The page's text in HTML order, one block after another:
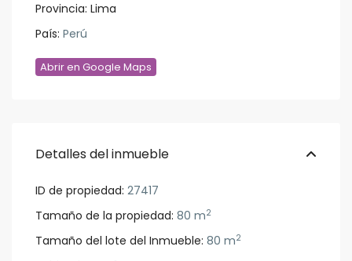
Provincia: Lima
País: Perú
Abrir en Google Maps
Detalles del inmueble
ID de propiedad: 27417
Tamaño de la propiedad: 80 m2
Tamaño del lote del Inmueble: 80 m2